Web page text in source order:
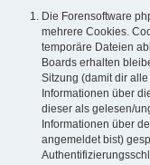
Die Forensoftware
mehrere Cookies.
temporäre Dateien
Boards erhalten
Sitzung (damit dir
Informationen über
dieser als gelesen/
Informationen über
angemeldet bist)